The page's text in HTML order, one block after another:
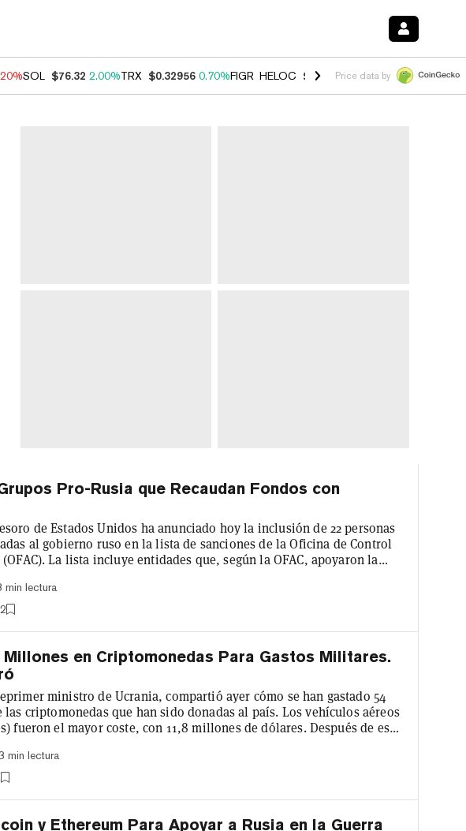
SOL $76.32 2.00%TRX $0.32956 0.70%FIGR_HELOC $1.001 -2.70%HYPE $54.58
Price data by
Pro-Rusia que Recaudan Fondos con
de Estados Unidos ha anunciado hoy la inclusión de 22 personas
al gobierno ruso en la lista de sanciones de la Oficina de Control
La lista incluye entidades que, según la OFAC, apoyaron la
en combates junto a los militares rusos en Ucrania. "La acción de
con las...
min lectura
Millones en Criptomonedas Para Gastos Militares.
ministro de Ucrania, compartió ayer cómo se han gastado 54
criptomonedas que han sido donadas al país. Los vehículos aéreos
fueron el mayor coste, con 11,8 millones de dólares. Después de eso,
Visión general del gasto en criptomonedas de Ucrania.
a la comunidad de cripto...
min lectura
y Ethereum Para Apoyar a Rusia en la Guerra